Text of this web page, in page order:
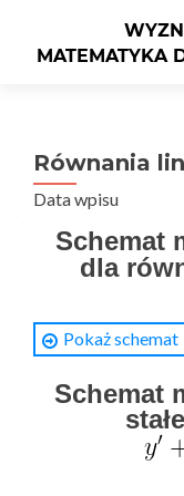
Równania
Data wpisu
Schemat
dla
1)Rozwiązujemy
Otrzymujemy
jednorodnego
.
Pokaż schemat
Schemat